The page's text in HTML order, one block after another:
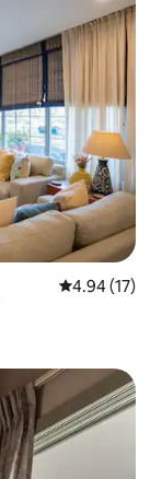
5 पैकी 4.94
4.94 (17)